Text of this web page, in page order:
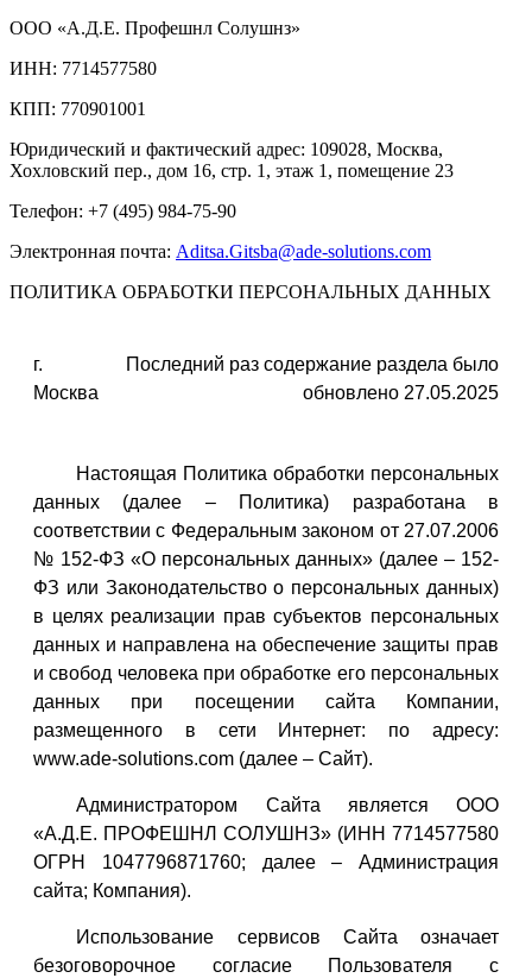
ООО «А.Д.Е. Профешнл Солушнз»
ИНН: 7714577580
КПП: 770901001
Юридический и фактический адрес: 109028, Москва,
Хохловский пер., дом 16, стр. 1, этаж 1, помещение 23
Телефон: +7 (495) 984-75-90
Электронная почта: Aditsa.Gitsba@ade-solutions.com
ПОЛИТИКА ОБРАБОТКИ ПЕРСОНАЛЬНЫХ ДАННЫХ
г.
Москва
Последний раз содержание раздела было
обновлено 27.05.2025
Настоящая Политика обработки персональных
данных (далее – Политика) разработана в
соответствии с Федеральным законом от 27.07.2006
№ 152-ФЗ «О персональных данных» (далее – 152-
ФЗ или Законодательство о персональных данных)
в целях реализации прав субъектов персональных
данных и направлена на обеспечение защиты прав
и свобод человека при обработке его персональных
данных при посещении сайта Компании,
размещенного в сети Интернет: по адресу:
www.ade-solutions.com (далее – Сайт).
Администратором Сайта является ООО
«А.Д.Е. ПРОФЕШНЛ СОЛУШНЗ» (ИНН 7714577580
ОГРН 1047796871760; далее – Администрация
сайта; Компания).
Использование сервисов Сайта означает
безоговорочное согласие Пользователя с